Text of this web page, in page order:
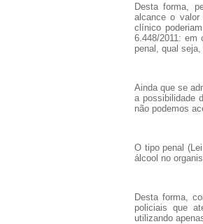
Desta forma,
alcance o valor
clínico
6.448/2011: em
penal, qual
Ainda que se
a possibilidade
não podemos
O tipo penal
álcool no
Desta forma,
policiais que
utilizando